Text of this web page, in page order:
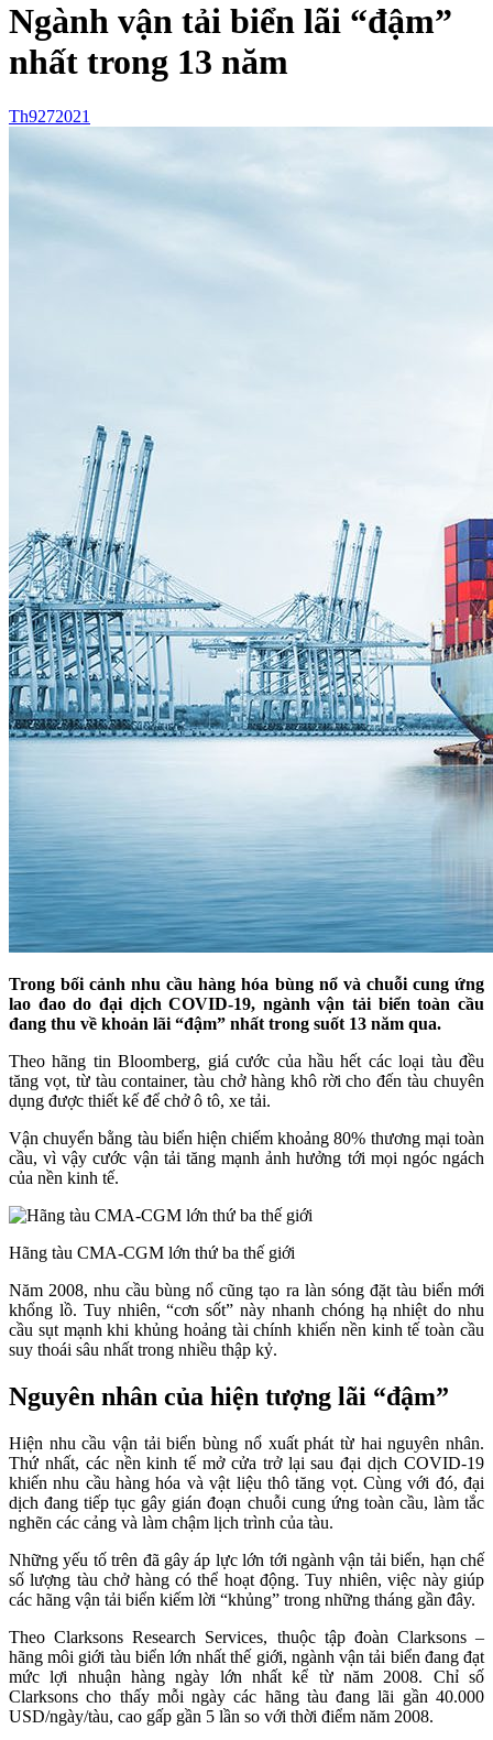
Ngành vận tải biển lãi “đậm”
nhất trong 13 năm
Th9272021
Trong bối cảnh nhu cầu hàng hóa bùng nổ và chuỗi cung ứng
lao đao do đại dịch COVID-19, ngành vận tải biển toàn cầu
đang thu về khoản lãi “đậm” nhất trong suốt 13 năm qua.
Theo hãng tin Bloomberg, giá cước của hầu hết các loại tàu đều
tăng vọt, từ tàu container, tàu chở hàng khô rời cho đến tàu chuyên
dụng được thiết kế để chở ô tô, xe tải.
Vận chuyển bằng tàu biển hiện chiếm khoảng 80% thương mại toàn
cầu, vì vậy cước vận tải tăng mạnh ảnh hưởng tới mọi ngóc ngách
của nền kinh tế.
Hãng tàu CMA-CGM lớn thứ ba thế giới
Năm 2008, nhu cầu bùng nổ cũng tạo ra làn sóng đặt tàu biển mới
khổng lồ. Tuy nhiên, “cơn sốt” này nhanh chóng hạ nhiệt do nhu
cầu sụt mạnh khi khủng hoảng tài chính khiến nền kinh tế toàn cầu
suy thoái sâu nhất trong nhiều thập kỷ.
Nguyên nhân của hiện tượng lãi “đậm”
Hiện nhu cầu vận tải biển bùng nổ xuất phát từ hai nguyên nhân.
Thứ nhất, các nền kinh tế mở cửa trở lại sau đại dịch COVID-19
khiến nhu cầu hàng hóa và vật liệu thô tăng vọt. Cùng với đó, đại
dịch đang tiếp tục gây gián đoạn chuỗi cung ứng toàn cầu, làm tắc
nghẽn các cảng và làm chậm lịch trình của tàu.
Những yếu tố trên đã gây áp lực lớn tới ngành vận tải biển, hạn chế
số lượng tàu chở hàng có thể hoạt động. Tuy nhiên, việc này giúp
các hãng vận tải biển kiếm lời “khủng” trong những tháng gần đây.
Theo Clarksons Research Services, thuộc tập đoàn Clarksons –
hãng môi giới tàu biển lớn nhất thế giới, ngành vận tải biển đang đạt
mức lợi nhuận hàng ngày lớn nhất kể từ năm 2008. Chỉ số
Clarksons cho thấy mỗi ngày các hãng tàu đang lãi gần 40.000
USD/ngày/tàu, cao gấp gần 5 lần so với thời điểm năm 2008.